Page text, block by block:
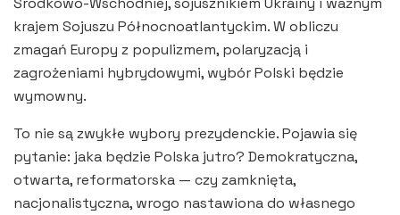
krajem Sojuszu Północnoatlantyckim. W obliczu
zmagań Europy z populizmem, polaryzacją i
zagrożeniami hybrydowymi, wybór Polski będzie
wymowny.
To nie są zwykłe wybory prezydenckie. Pojawia się
pytanie: jaka będzie Polska jutro? Demokratyczna,
otwarta, reformatorska — czy zamknięta,
nacjonalistyczna, wrogo nastawiona do własnego